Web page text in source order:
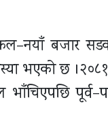
बजार
भएको छ